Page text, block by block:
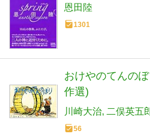
恩田陸
1301
おけやのてんの
作選)
川崎大治 二俣英五
56